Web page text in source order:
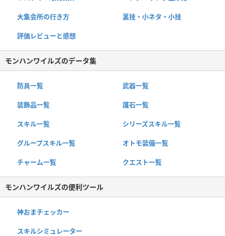
大集会所の行き方 裏技・小ネタ・小技
評価レビューと感想
モンハンワイルズのデータ集
防具一覧 武器一覧
装飾品一覧 護石一覧
スキル一覧 シリーズスキル一覧
グループスキル一覧 オトモ装備一覧
チャーム一覧 クエスト一覧
モンハンワイルズの便利ツール
神おまチェッカー
スキルシミュレーター